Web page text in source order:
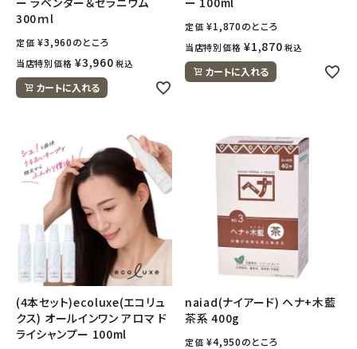
300ｍl
定価 ¥3,960のところ
当店特別価格 ¥3,960 税込
カートに入れる
定価 ¥1,870のところ
当店特別価格 ¥1,870 税込
カートに入れる
(4本セット)ecoluxe(エコリュ
クス) オールインワン アロマ ド
ライシャンプー 100ml
naiad(ナイアード) ヘナ+木藍
茶系 400g
定価 ¥4,950のところ